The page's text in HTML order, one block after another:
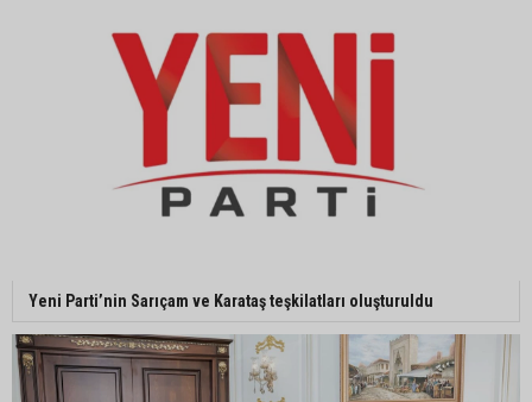
MHP Adana İl Başkanı Hakan Yıldırım:
“Liderimize dil uzatmak sizin haddinize değildir”
Adanalı 13 yaşındaki Ela Nur şelalede hayatını
kaybetti
Adanalı NASA astronotu Deniz Burnham uzaya
Yeni Parti’nin Sarıçam ve Karataş teşkilatları oluşturuldu